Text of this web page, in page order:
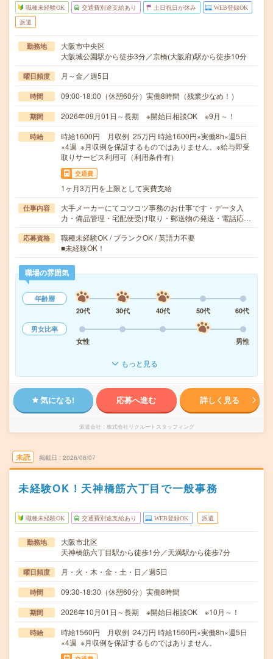
職種未経験OK 交通費別途支給あり 土日祝日が休み WEB登録OK
派遣
勤務地
大阪市中央区
大阪城公園駅から徒歩3分／京橋(大阪府)駅から徒歩10分
曜日頻度 月～金／週5日
時間 09:00-18:00（休憩60分）実働8時間（残業少なめ！）
期間 2026年09月01日～長期 ※開始日相談OK ※9月～！
時給
時給1600円 月収例 25万円 時給1600円×実働8h×週5日
×4週 ※月収例を保証するものではありません。※給与即受
取りサービス利用可（利用条件有）
交通費
1ヶ月3万円を上限として実費支給
仕事内容
大手メーカーにてコツコツ事務のお仕事です・データ入
力・備品管理・宅配便受け取り・郵送物の発送・電話応…
応募資格
職種未経験OK / ブランクOK / 英語力不要
■未経験OK！
職場の雰囲気
年齢層
20代
30代 40代 50代
60代
男女比率
女性
男性
もっと見る
気になる! 応募へ進む 詳しく見る
派遣会社 株式会社リクルートスタッフィング
未読 掲載日 2026/08/07
未経験OK！天神橋筋六丁目で一般事務
職種未経験OK 交通費別途支給あり WEB登録OK 派遣
勤務地
大阪市北区
天神橋筋六丁目駅から徒歩1分／天満駅から徒歩7分
曜日頻度 月・火・木・金・土・日／週5日
時間 09:30-18:30（休憩60分）実働8時間
期間 2026年10月01日～長期 ※開始日相談OK ※10月～！
時給
時給1560円 月収例 24万円 時給1560円×実働8h×週5日
×4週 ※月収例を保証するものではありません。